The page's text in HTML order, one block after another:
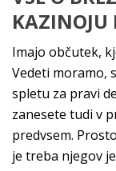
KAZINOJU
Imajo občutek,
Vedeti moramo,
spletu za pravi
zanesete tudi v
predvsem.
je treba njegov